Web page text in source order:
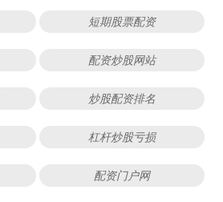
短期股票配资
配资炒股网站
炒股配资排名
杠杆炒股亏损
配资门户网